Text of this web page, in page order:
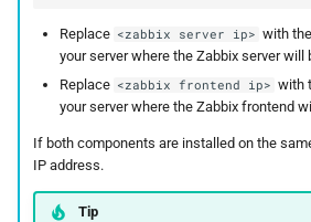
Replace <zabbix server ip> with
your server where the Zabbix server will
Replace <zabbix frontend ip> with
your server where the Zabbix frontend
If both components are installed on the
IP address.
Tip